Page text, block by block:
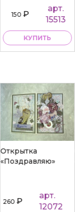
150₽
арт.
15513
КУПИТЬ
Открытка
«Поздравляю»
260₽
арт.
12072